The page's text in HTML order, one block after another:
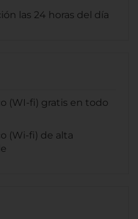
las 24 horas del día
(WI-fi) gratis en todo
(Wi-fi) de alta